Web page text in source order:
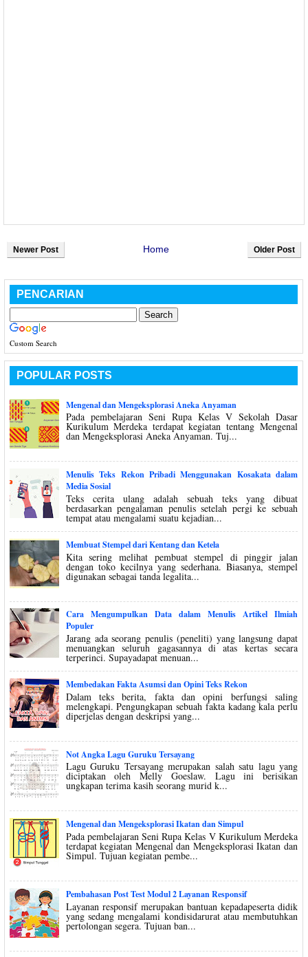
Newer Post Older Post
Home
PENCARIAN
Custom Search
POPULAR POSTS
Mengenal dan Mengeksplorasi Aneka Anyaman
Pada pembelajaran Seni Rupa Kelas V Sekolah Dasar
Kurikulum Merdeka terdapat kegiatan tentang Mengenal
dan Mengeksplorasi Aneka Anyaman. Tuj...
Menulis Teks Rekon Pribadi Menggunakan Kosakata dalam
Media Sosial
Teks cerita ulang adalah sebuah teks yang dibuat
berdasarkan pengalaman penulis setelah pergi ke sebuah
tempat atau mengalami suatu kejadian...
Membuat Stempel dari Kentang dan Ketela
Kita sering melihat pembuat stempel di pinggir jalan
dengan toko kecilnya yang sederhana. Biasanya, stempel
digunakan sebagai tanda legalita...
Cara Mengumpulkan Data dalam Menulis Artikel Ilmiah
Populer
Jarang ada seorang penulis (peneliti) yang langsung dapat
menuangkan seluruh gagasannya di atas kertas secara
terperinci. Supayadapat menuan...
Membedakan Fakta Asumsi dan Opini Teks Rekon
Dalam teks berita, fakta dan opini berfungsi saling
melengkapi. Pengungkapan sebuah fakta kadang kala perlu
diperjelas dengan deskripsi yang...
Not Angka Lagu Guruku Tersayang
Lagu Guruku Tersayang merupakan salah satu lagu yang
diciptakan oleh Melly Goeslaw. Lagu ini berisikan
ungkapan terima kasih seorang murid k...
Mengenal dan Mengeksplorasi Ikatan dan Simpul
Pada pembelajaran Seni Rupa Kelas V Kurikulum Merdeka
terdapat kegiatan Mengenal dan Mengeksplorasi Ikatan dan
Simpul. Tujuan kegiatan pembe...
Pembahasan Post Test Modul 2 Layanan Responsif
Layanan responsif merupakan bantuan kepadapeserta didik
yang sedang mengalami kondisidarurat atau membutuhkan
pertolongan segera. Tujuan ban...